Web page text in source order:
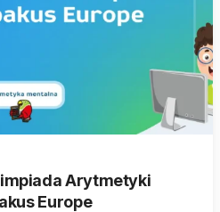
Arytmetyki
Europe